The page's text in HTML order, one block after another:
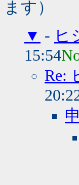
ます）
▼ - ヒ
15:54
Re: